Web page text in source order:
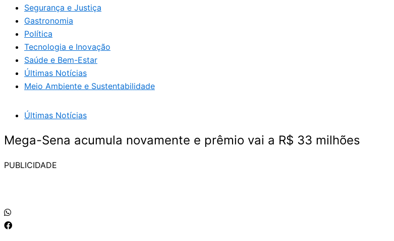
Segurança e Justiça
Gastronomia
Política
Tecnologia e Inovação
Saúde e Bem-Estar
Últimas Notícias
Meio Ambiente e Sustentabilidade
Últimas Notícias
Mega-Sena acumula novamente e prêmio vai a R$ 33 milhões
PUBLICIDADE